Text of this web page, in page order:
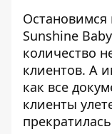
Sunshine
количество
клиентов. А
как все
клиенты